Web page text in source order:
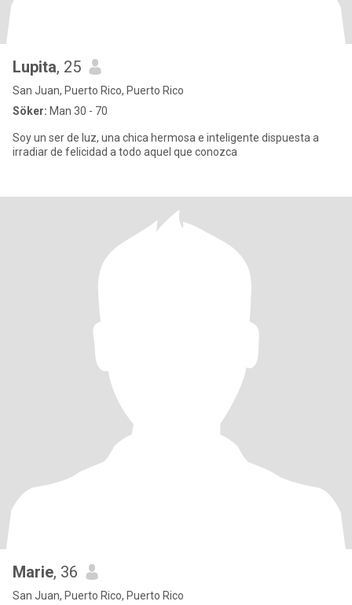
Lupita, 25
San Juan, Puerto Rico, Puerto Rico
Söker: Man 30 - 70
Soy un ser de luz, una chica hermosa e inteligente dispuesta a
irradiar de felicidad a todo aquel que conozca
Marie, 36
San Juan, Puerto Rico, Puerto Rico